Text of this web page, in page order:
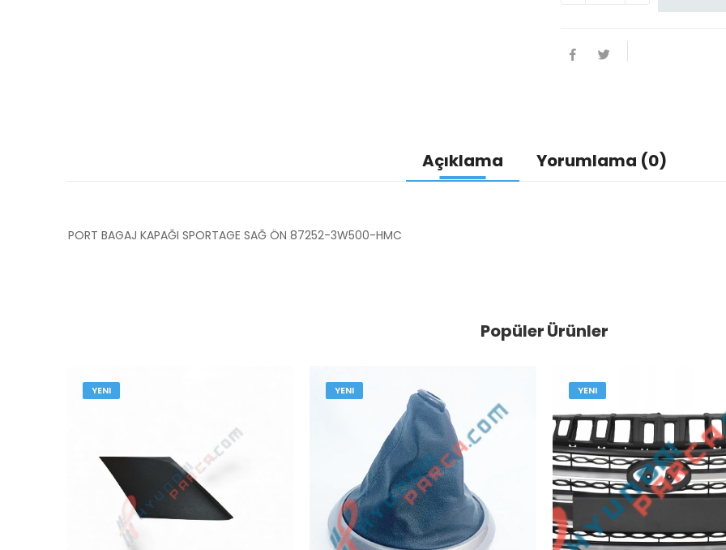
Açıklama Yorumlama (0)
PORT BAGAJ KAPAĞI SPORTAGE SAĞ ÖN 87252-3W500-HMC
Popüler Ürünler
YENI YENI YENI